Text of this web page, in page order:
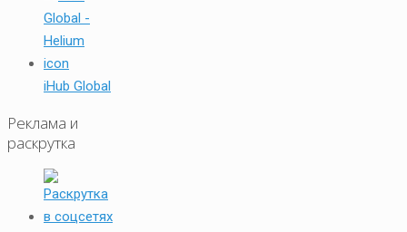
iHub Global
Реклама и
раскрутка